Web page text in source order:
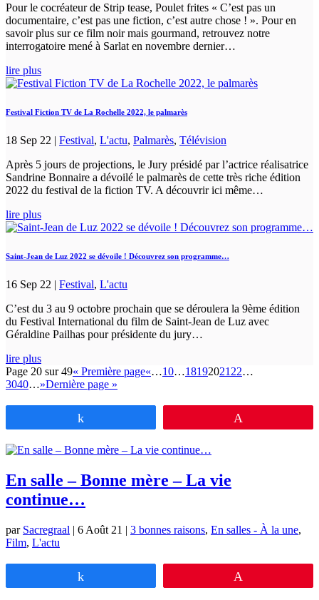
Pour le cocréateur de Strip tease, Poulet frites « C’est pas un
documentaire, c’est pas une fiction, c’est autre chose ! ». Pour en
savoir plus sur ce film noir mais gourmand, retrouvez notre
interrogatoire mené à Sarlat en novembre dernier…
lire plus
Festival Fiction TV de La Rochelle 2022, le palmarès
18 Sep 22 | Festival, L'actu, Palmarès, Télévision
Après 5 jours de projections, le Jury présidé par l’actrice réalisatrice
Sandrine Bonnaire a dévoilé le palmarès de cette très riche édition
2022 du festival de la fiction TV. A découvrir ici même…
lire plus
Saint-Jean de Luz 2022 se dévoile ! Découvrez son programme…
16 Sep 22 | Festival, L'actu
C’est du 3 au 9 octobre prochain que se déroulera la 9ème édition
du Festival International du film de Saint-Jean de Luz avec
Géraldine Pailhas pour présidente du jury…
lire plus
Page 20 sur 49« Première page«…10…18192021 22…
3040…»Dernière page »
En salle – Bonne mère – La vie
continue…
par Sacregraal | 6 Août 21 | 3 bonnes raisons, En salles - À la une,
Film, L'actu